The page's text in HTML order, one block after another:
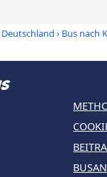
Deutschland › Bus nach